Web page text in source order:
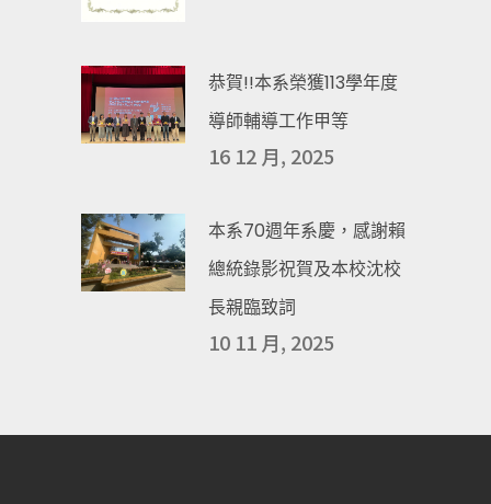
恭賀!!本系榮獲113學年度
導師輔導工作甲等
16 12 月, 2025
本系70週年系慶，感謝賴
總統錄影祝賀及本校沈校
長親臨致詞
10 11 月, 2025